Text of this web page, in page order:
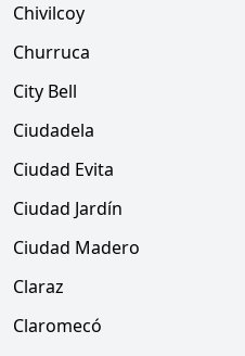
Chivilcoy
Churruca
City Bell
Ciudadela
Ciudad Evita
Ciudad Jardín
Ciudad Madero
Claraz
Claromecó